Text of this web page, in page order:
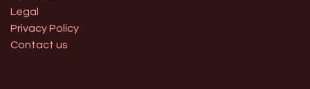
Legal
Privacy Policy
Contact us